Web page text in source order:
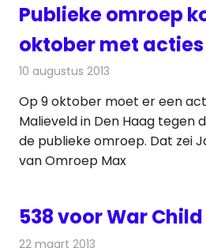
Publieke omroep
oktober met acties
10 augustus 2013
Op 9 oktober moet er een
Malieveld in Den Haag tegen
de publieke omroep. Dat zei
van Omroep Max
538 voor War
22 maart 2013